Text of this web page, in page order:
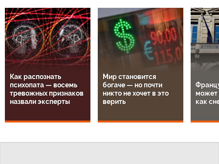
Как распознать
психопата — восемь
тревожных признаков
назвали эксперты
Мир становится
богаче — но почти
никто не хочет в это
верить
может
как